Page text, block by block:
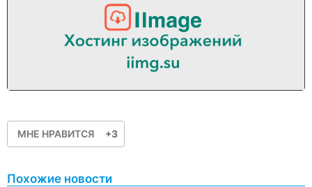
МНЕ НРАВИТСЯ +3
Похожие новости